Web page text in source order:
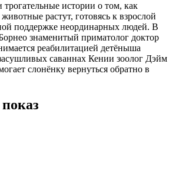
истории о том, как
растут, готовясь к взрослой
поддержке неординарных людей. В
знаменитый приматолог доктор
реабилитацией детёныша
саваннах Кении зоолог Дэйм
слонёнку вернуться обратно в